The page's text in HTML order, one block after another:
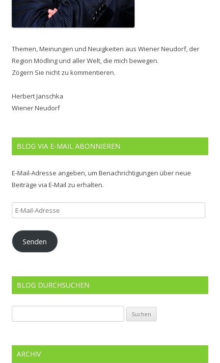
Themen, Meinungen und Neuigkeiten aus Wiener Neudorf, der
Region Mödling und aller Welt, die mich bewegen.
Zögern Sie nicht zu kommentieren.
Herbert Janschka
Wiener Neudorf
BLOG VIA E-MAIL ABONNIEREN
E-Mail-Adresse angeben, um Benachrichtigungen über neue
Beiträge via E-Mail zu erhalten.
E-
Mail-
Adresse
Senden
BLOG DURCHSUCHEN
nach:
ARCHIV